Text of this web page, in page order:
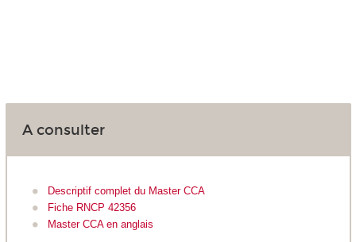
A consulter
Descriptif complet du Master CCA
Fiche RNCP 42356
Master CCA en anglais